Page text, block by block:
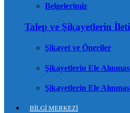
Belgelerimiz
Talep ve Şikayetlerin
Şikayet ve Öneriler
Şikayetlerin Ele
Şikayetlerin Ele
BİLGİ MERKEZİ